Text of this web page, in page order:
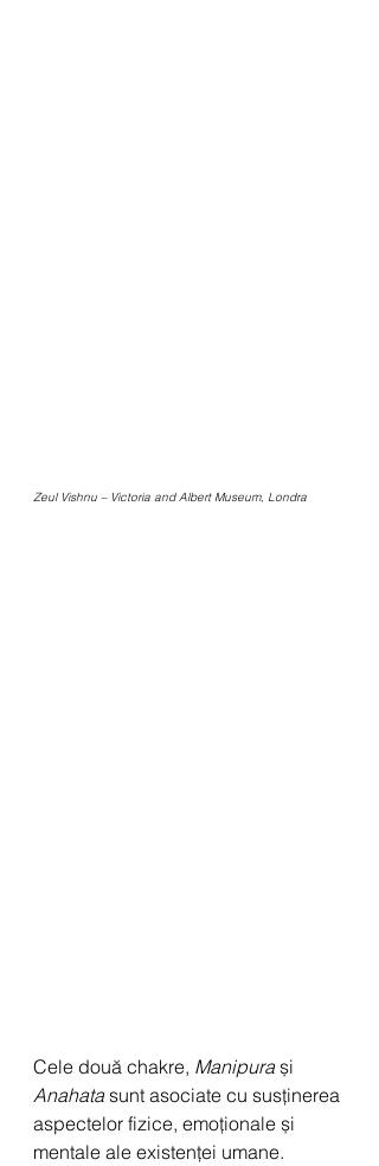
Zeul Vishnu – Victoria and Albert Museum, Londra
Cele două chakre, Manipura și
Anahata sunt asociate cu susținerea
aspectelor fizice, emoționale și
mentale ale existenței umane.